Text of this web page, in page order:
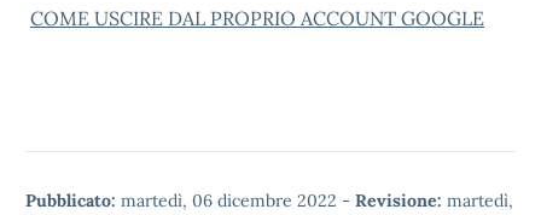
COME USCIRE DAL PROPRIO ACCOUNT GOOGLE
Pubblicato: martedì, 06 dicembre 2022 - Revisione: martedì,